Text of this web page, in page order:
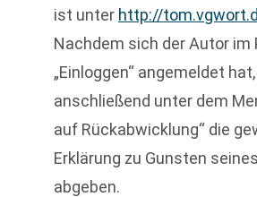
ist unter http://
Nachdem sich der Autor im
„Einloggen“ angemeldet
anschließend unter dem
auf Rückabwicklung“ die
Erklärung zu Gunsten
abgeben.